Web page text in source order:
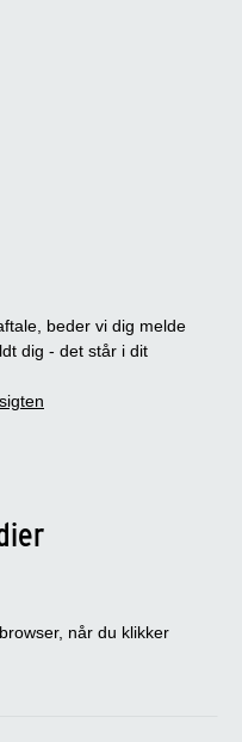
beder vi dig melde
dig - det står i dit
når du klikker